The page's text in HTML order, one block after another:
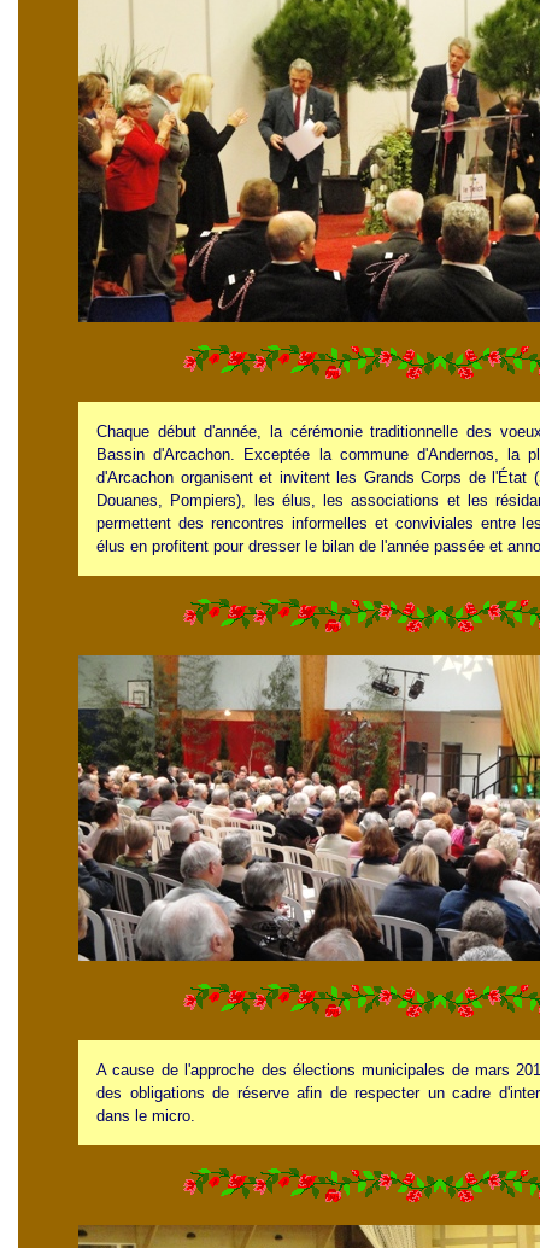
Chaque début d'année, la cérémonie traditionnelle des
Bassin d'Arcachon. Exceptée la commune d'Andernos, la
d'Arcachon organisent et invitent les Grands Corps de l'État
Douanes, Pompiers), les élus, les associations et les
permettent des rencontres informelles et conviviales entre
élus en profitent pour dresser le bilan de l'année passée et
A cause de l'approche des élections municipales de mars
des obligations de réserve afin de respecter un cadre
dans le micro.